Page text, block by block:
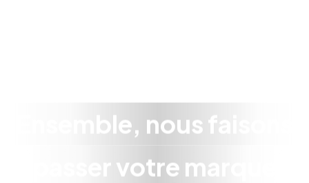
Ensemble, nous faisons
passer votre marque